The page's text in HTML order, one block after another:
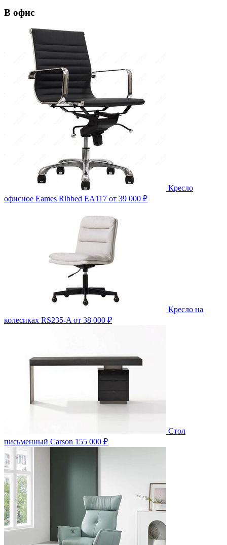
В офис
Кресло
офисное Eames Ribbed EA117 от 39 000 ₽
Кресло на
колесиках RS235-A от 38 000 ₽
Стол
письменный Carson 155 000 ₽